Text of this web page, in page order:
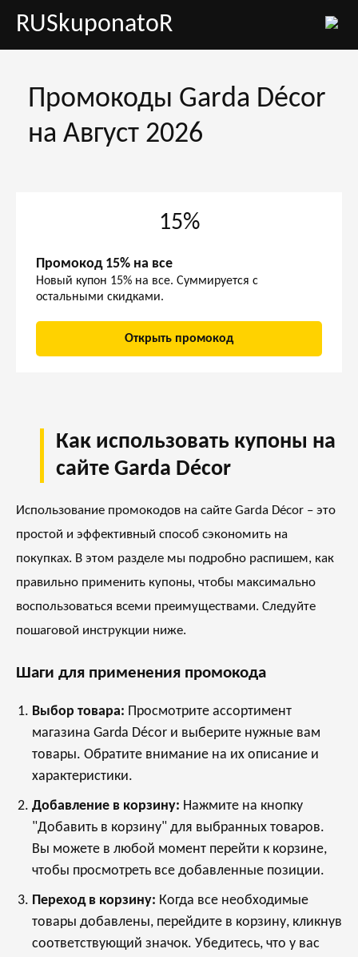
RUSkuponatoR
Промокоды Garda Décor
на Август 2026
15%
Промокод 15% на все
Новый купон 15% на все. Суммируется с
остальными скидками.
Открыть промокод
Как использовать купоны на
сайте Garda Décor
Использование промокодов на сайте Garda Décor – это
простой и эффективный способ сэкономить на
покупках. В этом разделе мы подробно распишем, как
правильно применить купоны, чтобы максимально
воспользоваться всеми преимуществами. Следуйте
пошаговой инструкции ниже.
Шаги для применения промокода
Выбор товара: Просмотрите ассортимент
магазина Garda Décor и выберите нужные вам
товары. Обратите внимание на их описание и
характеристики.
Добавление в корзину: Нажмите на кнопку
"Добавить в корзину" для выбранных товаров.
Вы можете в любой момент перейти к корзине,
чтобы просмотреть все добавленные позиции.
Переход в корзину: Когда все необходимые
товары добавлены, перейдите в корзину, кликнув
соответствующий значок. Убедитесь, что у вас